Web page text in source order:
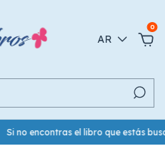
AR
0
Si no encontras el libro que estás